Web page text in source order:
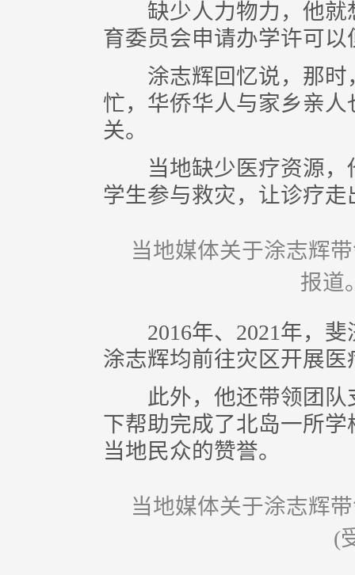
缺少人力物力，他就
育委员会申请办学许可
涂志辉回忆说，那时
忙，华侨华人与家乡亲
关。
当地缺少医疗资源，
学生参与救灾，让诊疗走
当地媒体关于涂志辉
报道
2016年、2021年，斐
涂志辉均前往灾区开展
此外，他还带领团队
下帮助完成了北岛一所
当地民众的赞誉。
当地媒体关于涂志辉
(